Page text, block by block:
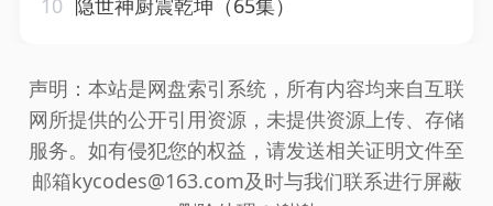
10 隐世神厨震乾坤（65集）
声明：本站是网盘索引系统，所有内容均来自互联
网所提供的公开引用资源，未提供资源上传、存储
服务。如有侵犯您的权益，请发送相关证明文件至
邮箱kycodes@163.com及时与我们联系进行屏蔽